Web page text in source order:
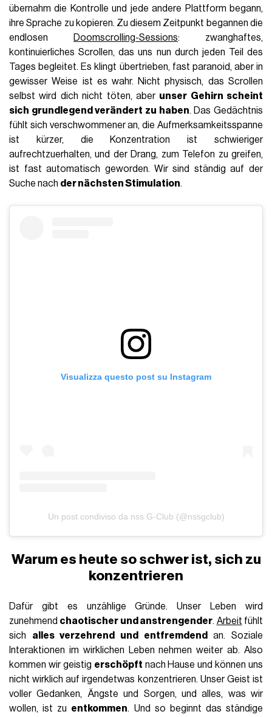
übernahm die Kontrolle und jede andere Plattform begann,
ihre Sprache zu kopieren. Zu diesem Zeitpunkt begannen die
endlosen
Doomscrolling-Sessions: zwanghaftes,
kontinuierliches Scrollen, das uns nun durch jeden Teil des
Tages begleitet. Es klingt übertrieben, fast paranoid, aber in
gewisser Weise ist es wahr. Nicht physisch, das Scrollen
selbst wird dich nicht töten, aber unser Gehirn scheint
sich grundlegend verändert zu haben. Das Gedächtnis
fühlt sich verschwommener an, die Aufmerksamkeitsspanne
ist kürzer, die Konzentration ist schwieriger
aufrechtzuerhalten, und der Drang, zum Telefon zu greifen,
ist fast automatisch geworden. Wir sind ständig auf der
Suche nach der nächsten Stimulation.
Visualizza questo post su Instagram
Un post condiviso da nss G-Club (@nssgclub)
Warum es heute so schwer ist, sich zu
konzentrieren
Dafür gibt es unzählige Gründe. Unser Leben wird
zunehmend chaotischer und anstrengender. Arbeit fühlt
sich alles verzehrend und entfremdend
an. Soziale
Interaktionen im wirklichen Leben nehmen weiter ab. Also
kommen wir geistig erschöpft nach Hause und können uns
nicht wirklich auf irgendetwas konzentrieren. Unser Geist ist
voller Gedanken, Ängste und Sorgen, und alles, was wir
wollen, ist zu entkommen. Und so beginnt das ständige